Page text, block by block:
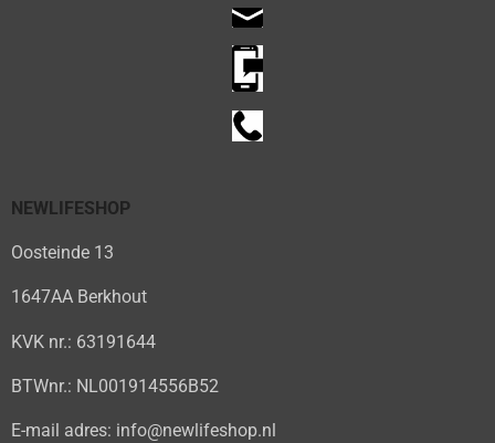
NEWLIFESHOP
Oosteinde 13
1647AA Berkhout
KVK nr.: 63191644
BTWnr.: NL001914556B52
E-mail adres: info@newlifeshop.nl